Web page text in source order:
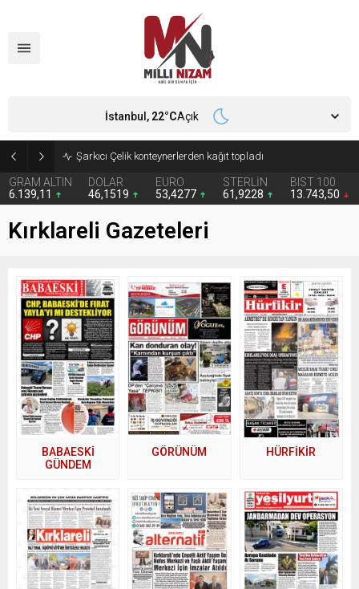
Şarkıcı Çelik konteynerlerden kağıt topladı
GRAM ALTIN
6.139,11
DOLAR
46,1519
EURO
53,4277
STERLİN
61,9228
BIST 100
13.743,50
İstanbul, 22°CAçık
Kırklareli Gazeteleri
BABAESKİ
GÜNDEM
GÖRÜNÜM HÜRFİKİR